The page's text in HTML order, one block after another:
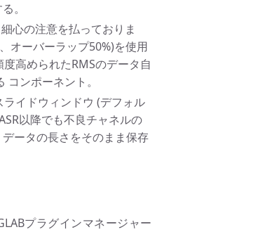
。
心の注意を払っておりま
オーバーラップ50%)を使用
高められたRMSのデータ自
ンポーネント。
イドウィンドウ (デフォル
以降でも不良チャネルの
ータの長さをそのまま保存
プラグインマネージャー